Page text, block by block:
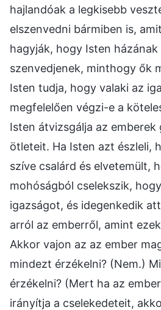
hajlandóak a legkisebb
elszenvedni bármiben is,
hagyják, hogy Isten házának
szenvedjenek, minthogy ők
Isten tudja, hogy valaki az
megfelelően végzi-e a
Isten átvizsgálja az
ötleteit. Ha Isten azt észleli,
szíve csalárd és elvetemült,
mohóságból cselekszik,
igazságot, és idegenkedik
arról az emberről, amint
Akkor vajon az az ember
mindezt érzékelni? (Nem.)
érzékelni? (Mert ha az
irányítja a cselekedeteit,